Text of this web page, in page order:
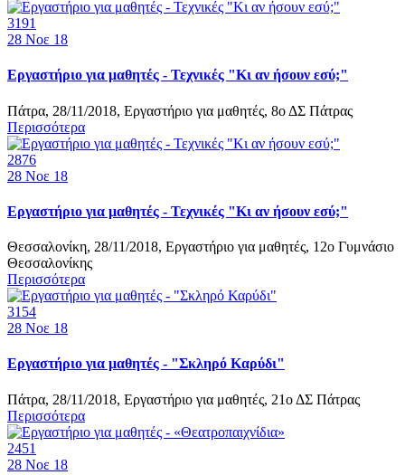
3191
28 Νοε 18
Εργαστήριο για μαθητές - Τεχνικές "Κι αν ήσουν εσύ;"
Πάτρα, 28/11/2018, Εργαστήριο για μαθητές, 8ο ΔΣ Πάτρας
Περισσότερα
2876
28 Νοε 18
Εργαστήριο για μαθητές - Τεχνικές "Κι αν ήσουν εσύ;"
Θεσσαλονίκη, 28/11/2018, Εργαστήριο για μαθητές, 12ο Γυμνάσιο
Θεσσαλονίκης
Περισσότερα
3154
28 Νοε 18
Εργαστήριο για μαθητές - "Σκληρό Καρύδι"
Πάτρα, 28/11/2018, Εργαστήριο για μαθητές, 21ο ΔΣ Πάτρας
Περισσότερα
2451
28 Νοε 18